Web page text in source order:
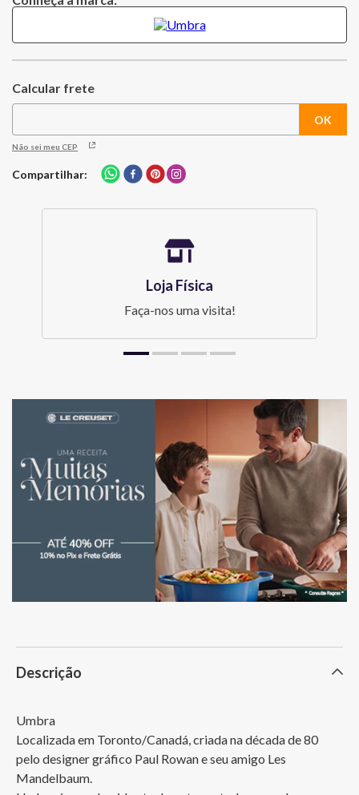
Não sei meu CEP
Compartilhar
Loja Física
Faça-nos uma visita!
Descrição
Umbra
Localizada em Toronto/Canadá, criada na década de 80
pelo designer gráfico Paul Rowan e seu amigo Les
Mandelbaum.